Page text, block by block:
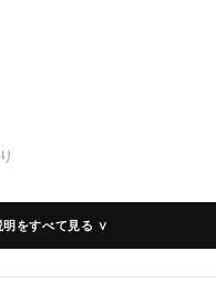
明をすべて見る ∨